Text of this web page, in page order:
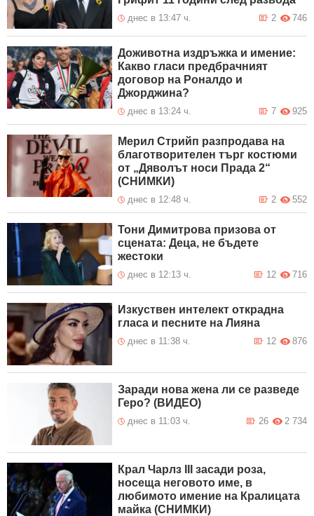
днес в 13:47 ч. 746
2
Доживотна издръжка и имение:
Какво гласи предбрачният
договор на Роналдо и
Джорджина?
днес в 13:24 ч. 925
7
Мерил Стрийп разпродава на
благотворителен търг костюми
от „Дяволът носи Прада 2“
(СНИМКИ)
днес в 12:48 ч. 552
2
Тони Димитрова призова от
сцената: Деца, не бъдете
жестоки
днес в 12:13 ч. 716
12
Изкуствен интелект открадна
гласа и песните на Лияна
днес в 11:38 ч. 876
12
Заради нова жена ли се разведе
Геро? (ВИДЕО)
днес в 11:03 ч. 2 734
26
Крал Чарлз III засади роза,
носеща неговото име, в
любимото имение на Кралицата
майка (СНИМКИ)